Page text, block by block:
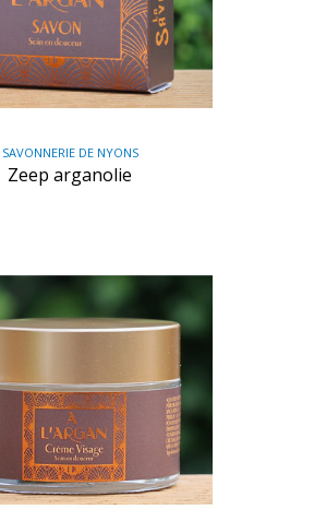
SAVONNERIE DE NYONS
Zeep arganolie